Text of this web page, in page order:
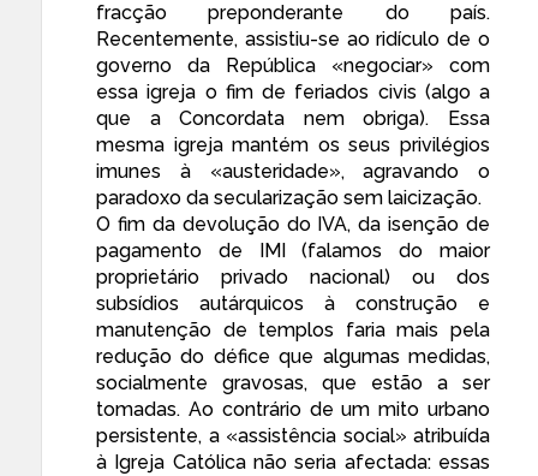
fracção preponderante do país.
Recentemente, assistiu-se ao ridículo de o
governo da República «negociar» com
essa igreja o fim de feriados civis (algo a
que a Concordata nem obriga). Essa
mesma igreja mantém os seus privilégios
imunes à «austeridade», agravando o
paradoxo da secularização sem laicização.
O fim da devolução do IVA, da isenção de
pagamento de IMI (falamos do maior
proprietário privado nacional) ou dos
subsídios autárquicos à construção e
manutenção de templos faria mais pela
redução do défice que algumas medidas,
socialmente gravosas, que estão a ser
tomadas. Ao contrário de um mito urbano
persistente, a «assistência social» atribuída
à Igreja Católica não seria afectada: essas